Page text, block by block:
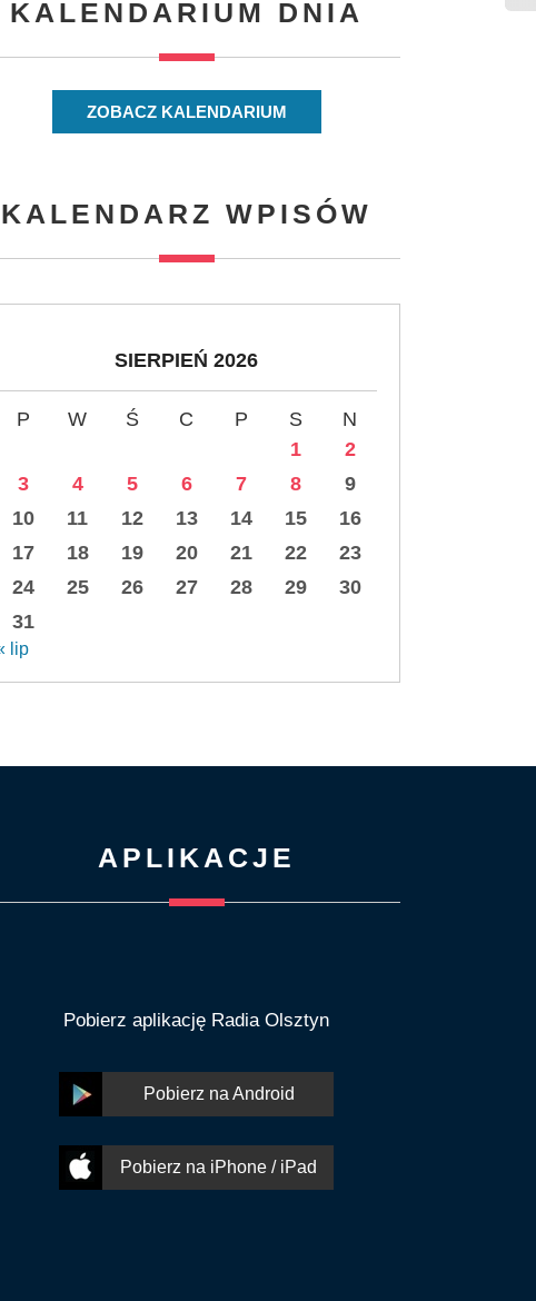
KALENDARIUM DNIA
ZOBACZ KALENDARIUM
KALENDARZ WPISÓW
SIERPIEŃ 2026
P W Ś C P S
N
1
2
3
4 5 6 7 8
9
10
11 12 13 14 15
16
17
18 19 20 21 22
23
24
25 26 27 28 29
30
31
lip
APLIKACJE
Pobierz aplikację Radia Olsztyn
Pobierz na Android
Pobierz na iPhone / iPad